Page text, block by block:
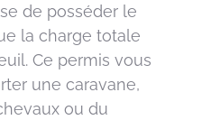
de posséder le
la charge totale
Ce permis vous
une caravane,
ou du